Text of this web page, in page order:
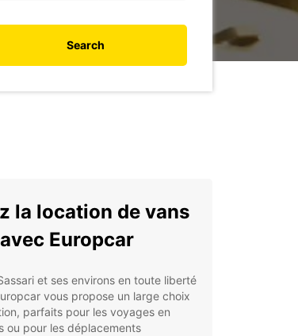
Search
la location de vans
Europcar
et ses environs en toute liberté
vous propose un large choix
parfaits pour les voyages en
ou pour les déplacements